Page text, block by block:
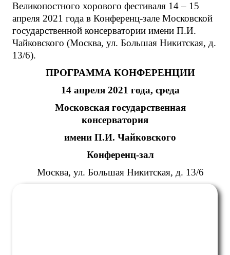
Великопостного хорового фестиваля 14 – 15
апреля 2021 года в Конференц-зале Московской
государственной консерватории имени П.И.
Чайковского (Москва, ул. Большая Никитская, д.
13/6).
ПРОГРАММАКОНФЕРЕНЦИИ
14 апреля 2021 года, среда
Московская государственная
консерватория
имени П.И. Чайковского
Конференц-зал
Москва, ул. Большая Никитская, д. 13/6